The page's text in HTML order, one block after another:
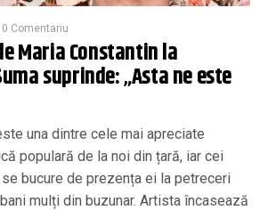
0 Comentariu
Maria Constantin la
suprinde: „Asta ne este
una dintre cele mai apreciate
populară de la noi din țară, iar cei
bucure de prezența ei la petreceri
mulți din buzunar. Artista încasează